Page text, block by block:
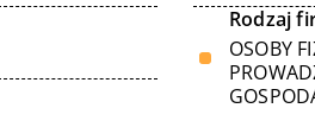
Rodzaj
OSOBY